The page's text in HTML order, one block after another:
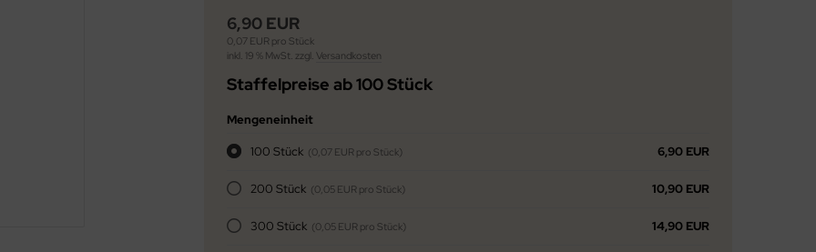
6,90 EUR
0,07 EUR pro Stück
inkl. 19 % MwSt. zzgl. Versandkosten
Staffelpreise ab 100 Stück
Mengeneinheit
100 Stück (0,07 EUR pro Stück) 6,90 EUR
200 Stück (0,05 EUR pro Stück) 10,90 EUR
300 Stück (0,05 EUR pro Stück) 14,90 EUR